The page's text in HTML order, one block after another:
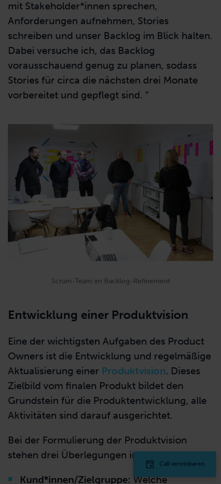
Refinement.
„Ich muss das ‚große Ganze‘ im Blick haben“,
erklärtAndreas Schneider, Product Owner in
der Zukunftswerkstatt der DEVK
Versicherungen . „Ich muss dafür sorgen,
dass wir die nächsten Sprints planen können,
Anforderungen aufnehmen, Stories
schreiben und unser Backlog im Blick halten.
Dabei versuche ich, das Backlog
vorausschauend genug zu planen, sodass
Stories für circa die nächsten drei Monate
vorbereitet und gepflegt sind. “
Scrum-Team im Backlog-Refinement
Entwicklung einer Produktvision
Eine der wichtigsten Aufgaben des Product
Owners ist dieEntwicklung
Produktvision
Call vereinbaren